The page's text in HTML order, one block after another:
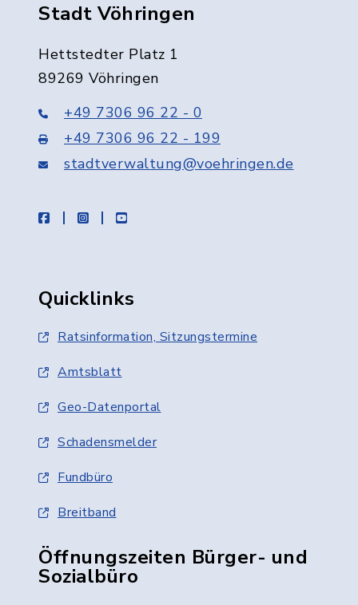
Stadt Vöhringen
Hettstedter Platz 1
89269 Vöhringen
+49 7306 96 22 - 0
+49 7306 96 22 - 199
stadtverwaltung@voehringen.de
facebookinstagramyoutube
Quicklinks
Ratsinformation, Sitzungstermine
Amtsblatt
Geo-Datenportal
Schadensmelder
Fundbüro
Breitband
Öffnungszeiten Bürger- und
Sozialbüro